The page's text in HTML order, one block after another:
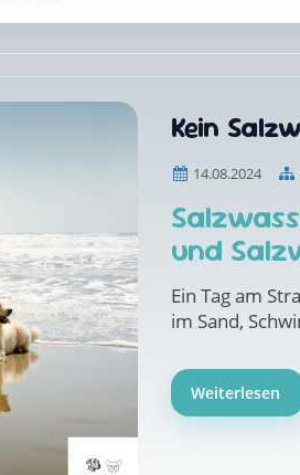
Kein
14.08.2024
und
Ein Tag am
im Sand,
Weiterlesen